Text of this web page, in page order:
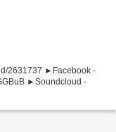
2631737 ►Facebook -
►Soundcloud -